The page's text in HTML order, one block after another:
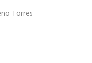
Torres